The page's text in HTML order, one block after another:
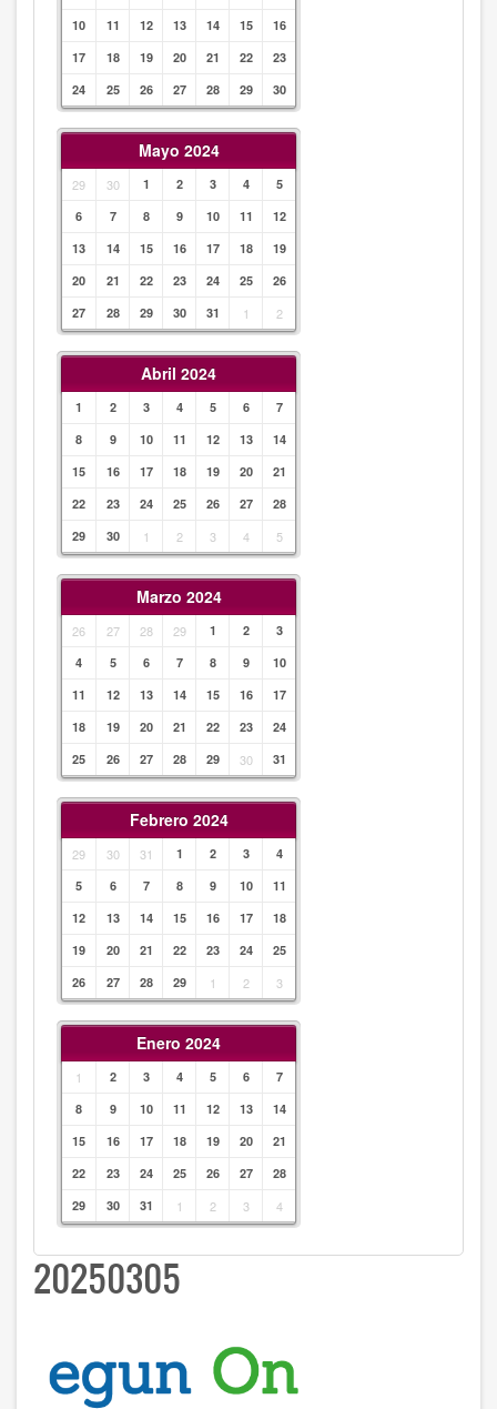
10
11 12 13 14 15
16
17
18 19 20 21 22
23
24
25 26 27 28 29 30
Mayo 2024
29 30 1 2 3 4
5
6
7 8 9 10 11
12
13
14 15 16 17 18
19
20
21 22 23 24 25
26
27
28 29 30 31 1 2
Abril 2024
1 2 3 4 5 6
7
8
9 10 11 12 13
14
15
16 17 18 19 20
21
22
23 24 25 26 27
28
29
30 1 2 3 4 5
Marzo 2024
26 27 28 29 1 2
3
4
5 6 7 8 9
10
11
12 13 14 15 16
17
18
19 20 21 22 23
24
25
26 27 28 29 30 31
Febrero 2024
29 30 31 1 2 3
4
5
6 7 8 9 10
11
12
13 14 15 16 17
18
19
20 21 22 23 24
25
26
27 28 29 1 2 3
Enero 2024
1 2 3 4 5 6
7
8
9 10 11 12 13
14
15
16 17 18 19 20
21
22
23 24 25 26 27
28
29
30 31 1 2 3 4
20250305